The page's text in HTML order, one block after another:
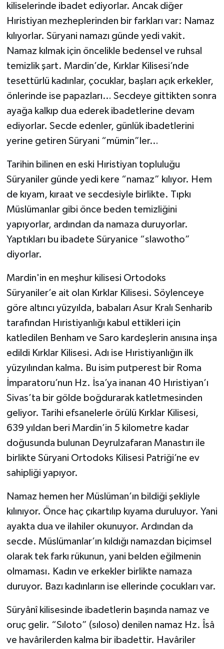
kiliselerinde ibadet ediyorlar. Ancak diğer
Hıristiyan mezheplerinden bir farkları var: Namaz
kılıyorlar. Süryani namazı günde yedi vakit.
Namaz kılmak için öncelikle bedensel ve ruhsal
temizlik şart. Mardin’de, Kırklar Kilisesi’nde
tesettürlü kadınlar, çocuklar, başları açık erkekler,
önlerinde ise papazları… Secdeye gittikten sonra
ayağa kalkıp dua ederek ibadetlerine devam
ediyorlar. Secde edenler, günlük ibadetlerini
yerine getiren Süryani “mümin”ler…
Tarihin bilinen en eski Hıristiyan topluluğu
Süryaniler günde yedi kere “namaz” kılıyor. Hem
de kıyam, kıraat ve secdesiyle birlikte. Tıpkı
Müslümanlar gibi önce beden temizliğini
yapıyorlar, ardından da namaza duruyorlar.
Yaptıkları bu ibadete Süryanice “slawotho”
diyorlar.
Mardin'in en meşhur kilisesi Ortodoks
Süryaniler’e ait olan Kırklar Kilisesi. Söylenceye
göre altıncı yüzyılda, babaları Asur Kralı Senharib
tarafından Hıristiyanlığı kabul ettikleri için
katledilen Benham ve Saro kardeşlerin anısına inşa
edildi Kırklar Kilisesi. Adı ise Hıristiyanlığın ilk
yüzyılından kalma. Bu isim putperest bir Roma
İmparatoru’nun Hz. İsa’ya inanan 40 Hıristiyan’ı
Sivas’ta bir gölde boğdurarak katletmesinden
geliyor. Tarihi efsanelerle örülü Kırklar Kilisesi,
639 yıldan beri Mardin’in 5 kilometre kadar
doğusunda bulunan Deyrulzafaran Manastırı ile
birlikte Süryani Ortodoks Kilisesi Patriği’ne ev
sahipliği yapıyor.
Namaz hemen her Müslüman’ın bildiği şekliyle
kılınıyor. Önce haç çıkartılıp kıyama duruluyor. Yani
ayakta dua ve ilahiler okunuyor. Ardından da
secde. Müslümanlar’ın kıldığı namazdan biçimsel
olarak tek farkı rükunun, yani belden eğilmenin
olmaması. Kadın ve erkekler birlikte namaza
duruyor. Bazı kadınların ise ellerinde çocukları var.
Süryânî kilisesinde ibadetlerin başında namaz ve
oruç gelir. “Sıloto” (sıloso) denilen namaz Hz. Îsâ
ve havârilerden kalma bir ibadettir. Havâriler